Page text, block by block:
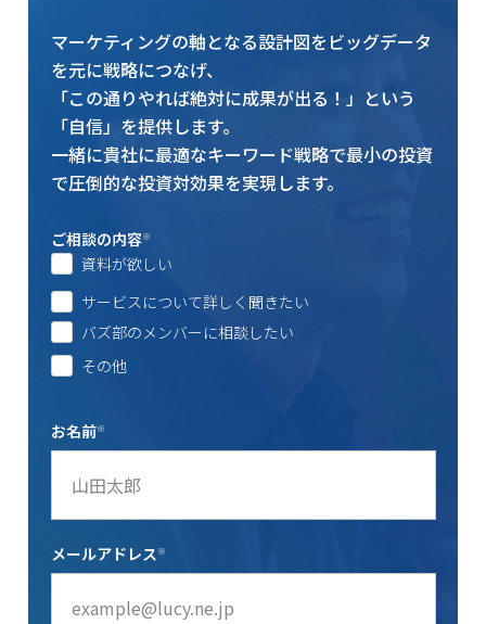
マーケティングの軸となる設計図をビッグデータ
を元に戦略につなげ、
「この通りやれば絶対に成果が出る！」という
「自信」を提供します。
一緒に貴社に最適なキーワード戦略で最小の投資
で圧倒的な投資対効果を実現します。
ご相談の内容※
資料が欲しい
サービスについて詳しく聞きたい
バズ部のメンバーに相談したい
その他
お名前※
メールアドレス※